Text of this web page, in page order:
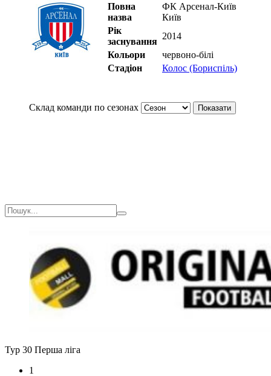
Повна
назва
ФК Арсенал-Київ
Київ
Рік
заснування
2014
Кольори
червоно-білі
Стадіон
Колос (Бориспіль)
Склад команди по сезонах
Тур 30 Перша ліга
1